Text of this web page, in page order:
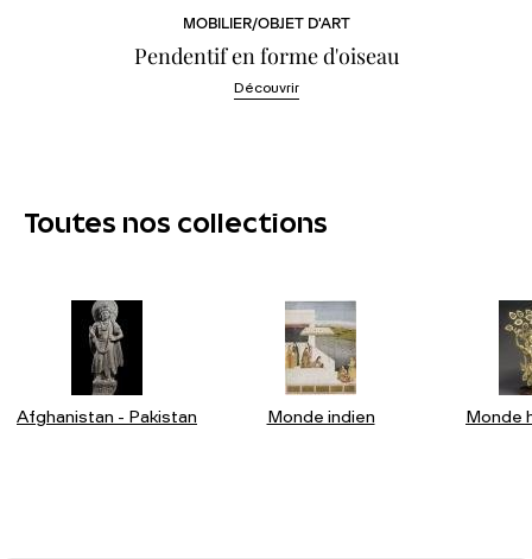
MOBILIER/OBJET D'ART
Pendentif en forme d'oiseau
Découvrir
Toutes nos collections
Afghanistan - Pakistan Monde indien Monde